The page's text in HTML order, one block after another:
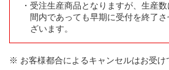
受注生産商品となりますが、生産
間内であっても早期に受付を終了
ざいます。
※ お客様都合によるキャンセルはお受け